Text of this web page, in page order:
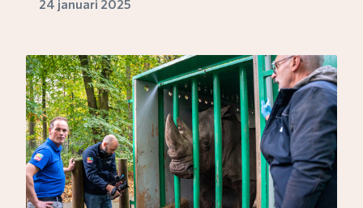
24 januari 2025